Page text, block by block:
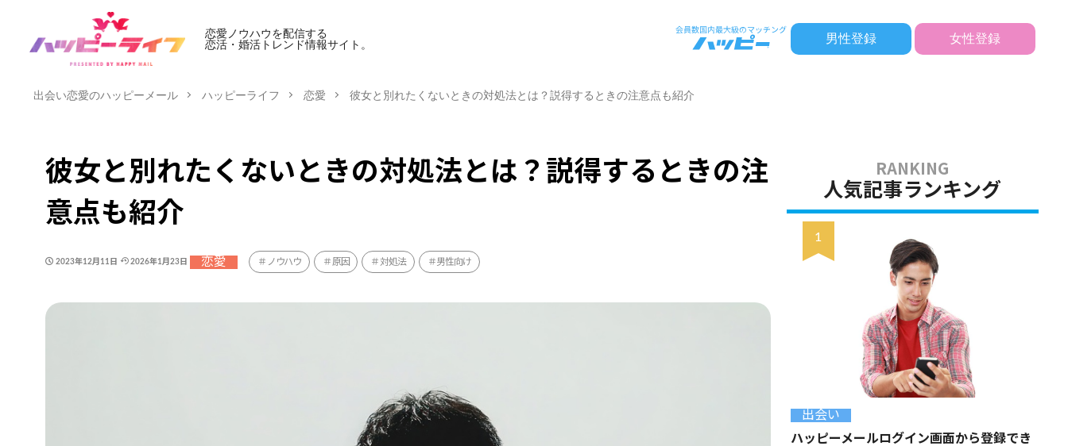
恋愛ノウハウを配信する
恋活・婚活トレンド情報サイト。
男性登録 女性登録
出会い恋愛のハッピーメール ハッピーライフ 恋愛 彼女と別れたくないときの対処法とは？説得するときの注意点も紹介
彼女と別れたくないときの対処法とは？説得するときの注
意点も紹介
2023年12月11日 2026年1月23日 恋愛 ノウハウ 原因 対処法 男性向け
人気記事ランキング
出会い
ハッピーメールログイン画面から登録でき